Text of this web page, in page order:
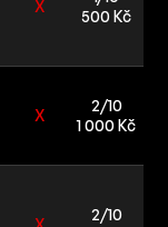
X
500 Kč
X
2/10
1 000 Kč
2/10